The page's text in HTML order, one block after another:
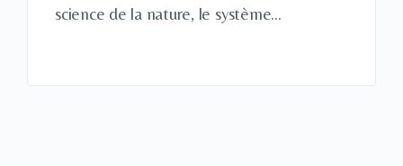
science de la nature, le système…